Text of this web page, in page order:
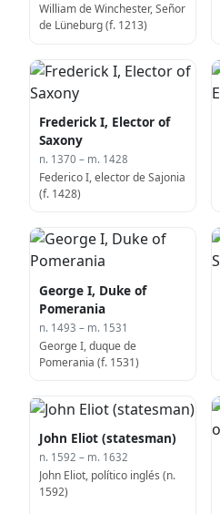
William de Winchester, Señor
de Lüneburg (f. 1213)
Frederick I, Elector of
Saxony
n. 1370 – m. 1428
Federico I, elector de Sajonia
(f. 1428)
George I, Duke of
Pomerania
n. 1493 – m. 1531
George I, duque de
Pomerania (f. 1531)
John Eliot (statesman)
n. 1592 – m. 1632
John Eliot, político inglés (n.
1592)